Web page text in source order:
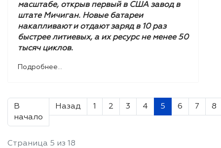
масштабе, открыв первый в США завод в
штате Мичиган. Новые батареи
накапливают и отдают заряд в 10 раз
быстрее литиевых, а их ресурс не менее 50
тысяч циклов.
Подробнее...
В
начало
Назад 1 2 3 4 5 6 7 8
Страница 5 из 18